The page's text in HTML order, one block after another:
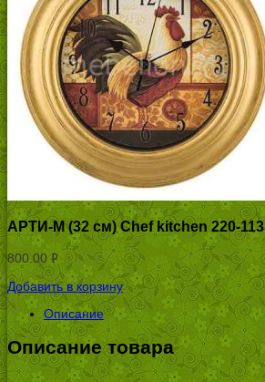
АРТИ-М (32 см) Chef kitchen 220-113
800.00Р
УБ.
Добавить в корзину
Описание
Описание товара